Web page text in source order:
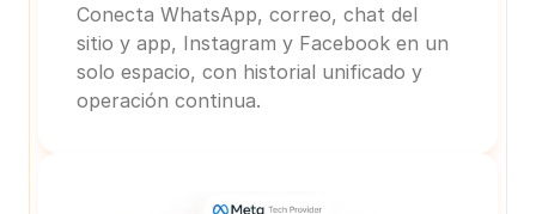
Conecta WhatsApp, correo, chat del
sitio y app, Instagram y Facebook en un
solo espacio, con historial unificado y
operación continua.